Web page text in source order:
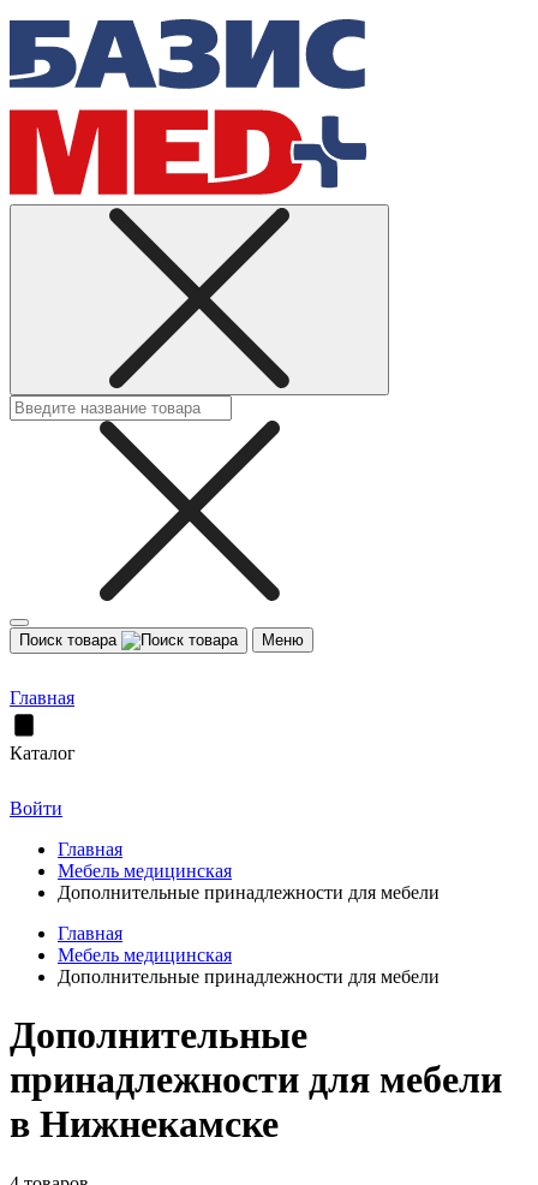
Поиск товара Меню
Главная
Каталог
Войти
Главная
Мебель медицинская
Дополнительные принадлежности для мебели
Главная
Мебель медицинская
Дополнительные принадлежности для мебели
Дополнительные
принадлежности для мебели
в Нижнекамске